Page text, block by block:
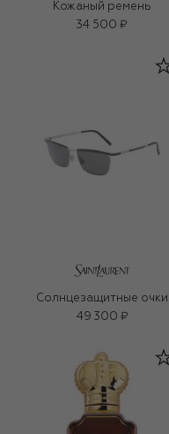
Кожаный ремень
34 500 ₽
Солнцезащитные очки
49 300 ₽